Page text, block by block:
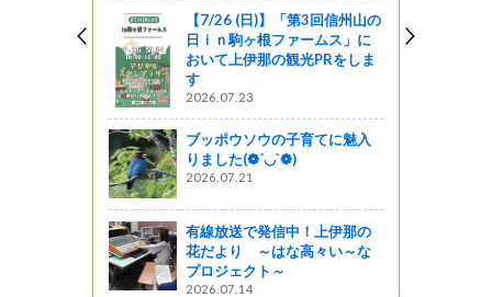
【7/26 (日)】「第3回信州山の
日ｉｎ駒ヶ根ファームス」に
おいて上伊那の観光PRをしま
す
2026.07.23
ブッポウソウの子育てに魅入
りました(❁´◡`❁)
2026.07.21
有線放送で発信中！上伊那の
花だより ～はな高々い～な
プロジェクト～
2026.07.14